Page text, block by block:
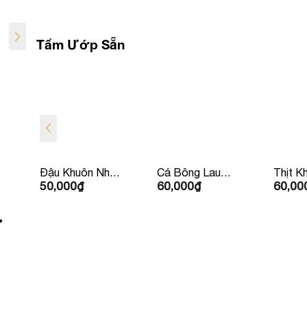
Tẩm Ướp Sẵn
Cá Bông Lau
Kho Tộ
60,000₫
Thịt Kho Dưa
60,000₫
Sườn